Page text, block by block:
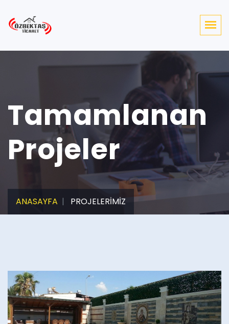
Tamamlanan
Projeler
ANASAYFA PROJELERİMİZ